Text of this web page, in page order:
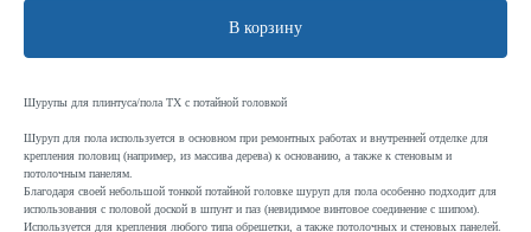
В корзину
Шурупы для плинтуса/пола TX с потайной головкой
Шуруп для пола используется в основном при ремонтных работах и внутренней отделке для
крепления половиц (например, из массива дерева) к основанию, а также к стеновым и
потолочным панелям.
Благодаря своей небольшой тонкой потайной головке шуруп для пола особенно подходит для
использования с половой доской в шпунт и паз (невидимое винтовое соединение с шипом).
Используется для крепления любого типа обрешетки, а также потолочных и стеновых панелей.